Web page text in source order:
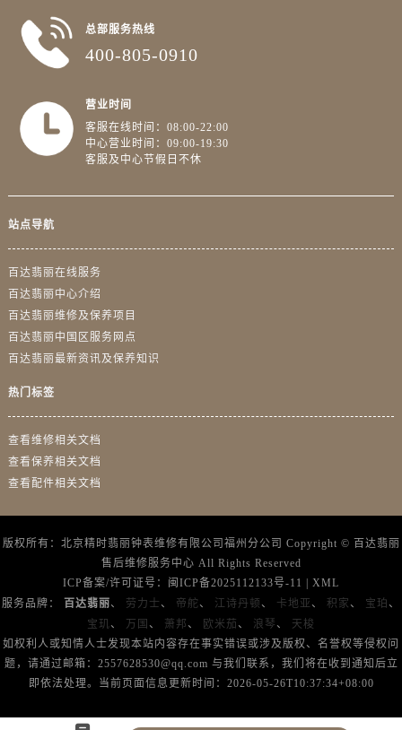
西藏自治区日喀则市桑珠孜区上海中路售后服务中心（需提前预约）
云南省楚雄彝族自治州楚雄市鹿城南路售后服务中心（需提前预约）
云南省大理白族自治州大理市建设路售后服务中心（需提前预约）
云南省德宏傣族景颇族自治州芒市团结大街售后服务中心（需提前预约）
云南省迪庆藏族自治州香格里拉市长征大道售后服务中心（需提前预约）
总部服务热线
400-805-0910
营业时间
客服在线时间：08:00-22:00
中心营业时间：09:00-19:30
客服及中心节假日不休
站点导航
百达翡丽在线服务
百达翡丽中心介绍
百达翡丽维修及保养项目
百达翡丽中国区服务网点
百达翡丽最新资讯及保养知识
热门标签
查看维修相关文档
查看保养相关文档
查看配件相关文档
版权所有：北京精时翡丽钟表维修有限公司福州分公司 Copyright © 百达翡丽
售后维修服务中心 All Rights Reserved
ICP备案/许可证号： 闽ICP备2025112133号-11 | XML
服务品牌： 百达翡丽、 劳力士 、 帝舵 、 江诗丹顿 、 卡地亚 、 积家 、 宝珀 、
宝玑、 万国 、 萧邦 、 欧米茄 、 浪琴 、 天梭
如权利人或知情人士发现本站内容存在事实错误或涉及版权、名誉权等侵权问
题，请通过邮箱：2557628530@qq.com 与我们联系，我们将在收到通知后立
即依法处理。当前页面信息更新时间：2026-05-26T10:37:34+08:00